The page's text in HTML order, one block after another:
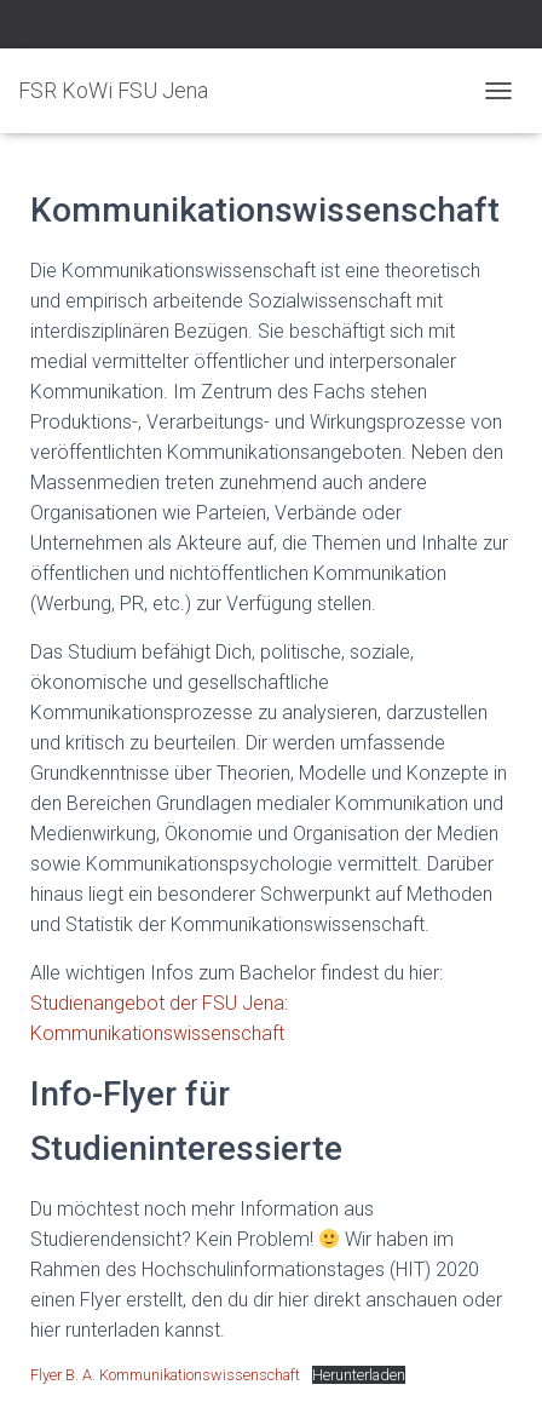
FSR KoWi FSU Jena
A
G
A
H
A
N
Kommunikationswissenschaft
Die Kommunikationswissenschaft ist eine theoretisch
und empirisch arbeitende Sozialwissenschaft mit
interdisziplinären Bezügen. Sie beschäftigt sich mit
medial vermittelter öffentlicher und interpersonaler
Kommunikation. Im Zentrum des Fachs stehen
Produktions-, Verarbeitungs- und Wirkungsprozesse von
veröffentlichten Kommunikationsangeboten. Neben den
Massenmedien treten zunehmend auch andere
Organisationen wie Parteien, Verbände oder
Unternehmen als Akteure auf, die Themen und Inhalte zur
öffentlichen und nichtöffentlichen Kommunikation
(Werbung, PR, etc.) zur Verfügung stellen.
Das Studium befähigt Dich, politische, soziale,
ökonomische und gesellschaftliche
Kommunikationsprozesse zu analysieren, darzustellen
und kritisch zu beurteilen. Dir werden umfassende
Grundkenntnisse über Theorien, Modelle und Konzepte in
den Bereichen Grundlagen medialer Kommunikation und
Medienwirkung, Ökonomie und Organisation der Medien
sowie Kommunikationspsychologie vermittelt. Darüber
hinaus liegt ein besonderer Schwerpunkt auf Methoden
und Statistik der Kommunikationswissenschaft.
Alle wichtigen Infos zum Bachelor findest du hier:
Studienangebot der FSU Jena:
Kommunikationswissenschaft
Info-Flyer für
Studieninteressierte
Du möchtest noch mehr Information aus
Studierendensicht? Kein Problem!
Wir haben im
Rahmen des Hochschulinformationstages (HIT) 2020
einen Flyer erstellt, den du dir hier direkt anschauen oder
hier runterladen kannst.
Flyer B. A. Kommunikationswissenschaft Herunterladen